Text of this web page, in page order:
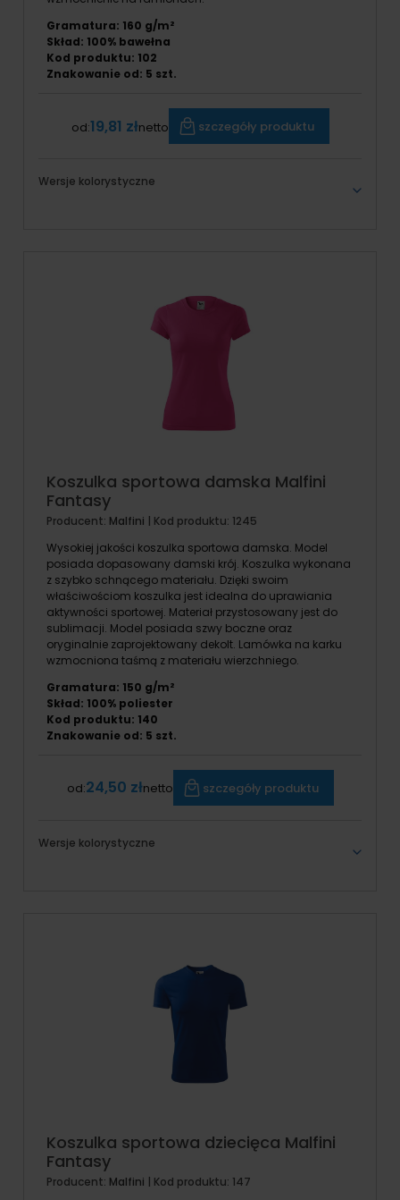
Gramatura: 160 g/m²
Skład: 100% bawełna
Kod produktu: 102
Znakowanie od: 5 szt.
od:19,81 złnetto szczegóły produktu
Wersje kolorystyczne
Koszulka sportowa damska Malfini
Fantasy
Producent: Malfini | Kod produktu: 1245
Wysokiej jakości koszulka sportowa damska. Model
posiada dopasowany damski krój. Koszulka wykonana
z szybko schnącego materiału. Dzięki swoim
właściwościom koszulka jest idealna do uprawiania
aktywności sportowej. Materiał przystosowany jest do
sublimacji. Model posiada szwy boczne oraz
oryginalnie zaprojektowany dekolt. Lamówka na karku
wzmocniona taśmą z materiału wierzchniego.
Gramatura: 150 g/m²
Skład: 100% poliester
Kod produktu: 140
Znakowanie od: 5 szt.
od:24,50 złnetto szczegóły produktu
Wersje kolorystyczne
Koszulka sportowa dziecięca Malfini
Fantasy
Producent: Malfini | Kod produktu: 147